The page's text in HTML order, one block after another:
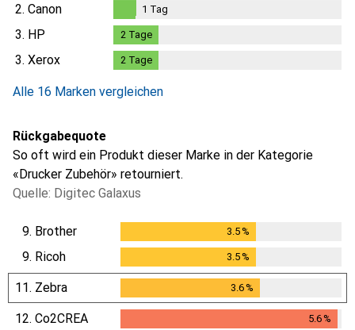
2. Canon
Tag
1 Tag
3. HP 2 Tage
3. Xerox 2 Tage
Alle 16 Marken vergleichen
Rückgabequote
So oft wird ein Produkt dieser Marke in der Kategorie
«Drucker Zubehör» retourniert.
Quelle: Digitec Galaxus
9. Brother 3.5%
9. Ricoh 3.5%
11. Zebra 3.6%
12. Co2CREA 5.6%